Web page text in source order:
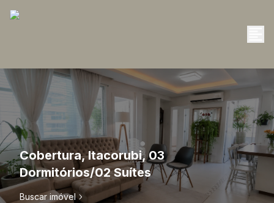
Cobertura, Itacorubi, 03
Dormitórios/02 Suítes
Buscar imóvel